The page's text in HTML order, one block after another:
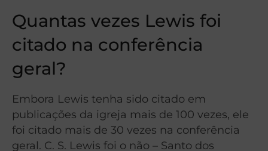
Quantas vezes Lewis foi
citado na conferência
geral?
Embora Lewis tenha sido citado em
publicações da igreja mais de 100 vezes, ele
foi citado mais de 30 vezes na conferência
geral. C. S. Lewis foi o não – Santo dos